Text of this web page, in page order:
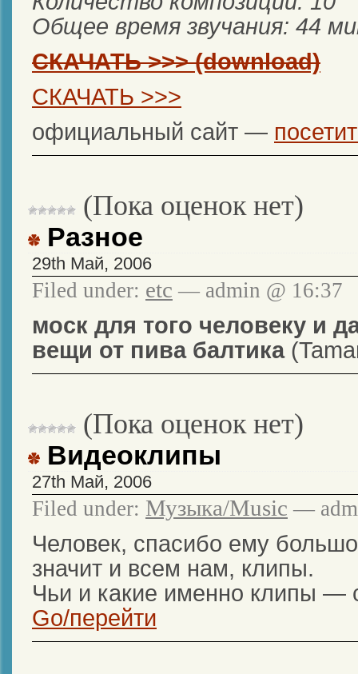
Общее время звучания: 44
СКАЧАТЬ >>> (download)
СКАЧАТЬ >>>
официальный сайт —
(Пока оценок нет)
Разное
29th Май, 2006
Filed under: etc — admin @ 16:37
моск для того человеку и
вещи от пива балтика
(Пока оценок нет)
Видеоклипы
27th Май, 2006
Filed under: Музыка/Music —
Человек, спасибо ему
значит и всем нам, клипы.
Чьи и какие именно клипы —
Go/перейти